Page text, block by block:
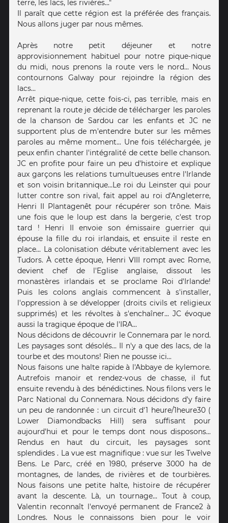
terre, les lacs, les rivières..."
Il paraît que cette région est la préférée des français.
Nous allons juger par nous mêmes.
Après notre petit déjeuner et notre
approvisionnement habituel pour notre pique-nique
du midi, nous prenons la route vers le nord... Nous
contournons Galway pour rejoindre la région des
lacs...
Arrêt pique-nique, cette fois-ci, pas terrible, mais en
reprenant la route je décide de télécharger les paroles
de la chanson de Sardou car les enfants et JC ne
supportent plus de m'entendre buter sur les mêmes
paroles au même moment... Une fois téléchargée, je
peux enfin chanter l'intégralité de cette belle chanson.
JC en profite pour faire un peu d'histoire et explique
aux garçons les relations tumultueuses entre l'Irlande
et son voisin britannique...Le roi du Leinster qui pour
lutter contre son rival, fait appel au roi d'Angleterre,
Henri II Plantagenêt pour récupérer son trône. Mais
une fois que le loup est dans la bergerie, c'est trop
tard ! Henri II envoie son émissaire guerrier qui
épouse la fille du roi irlandais, et ensuite il reste en
place... La colonisation débute véritablement avec les
Tudors. À cette époque, Henri VIII rompt avec Rome,
devient chef de l'Eglise anglaise, dissout les
monastères irlandais et se proclame Roi d'Irlande!
Puis les colons anglais commencent à s'installer,
l'oppression à se développer (droits civils et religieux
supprimés) et les révoltes à s'enchaîner... JC évoque
aussi la tragique époque de l'IRA...
Nous décidons de découvrir le Connemara par le nord.
Les paysages sont désolés... Il n'y a que des lacs, de la
tourbe et des moutons! Rien ne pousse ici...
Nous faisons une halte rapide à l'Abbaye de kylemore.
Autrefois manoir et rendez-vous de chasse, il fut
ensuite revendu à des bénédictines. Nous filons vers le
Parc National du Connemara. Nous décidons d'y faire
un peu de randonnée : un circuit d'1 heure/1heure30 (
Lower Diamondbacks Hill) sera suffisant pour
aujourd'hui et pour le temps dont nous disposons...
Rendus en haut du circuit, les paysages sont
splendides . La vue est magnifique : vue sur les Twelve
Bens. Le Parc, créé en 1980, préserve 3000 ha de
montagnes, de landes, de rivières et de tourbières.
Nous faisons une petite halte, histoire de récupérer
avant la descente. Là, un tournage... Tout à coup,
Valentin reconnaît l'envoyé permanent de France2 à
Londres. Nous le connaissons bien pour le voir